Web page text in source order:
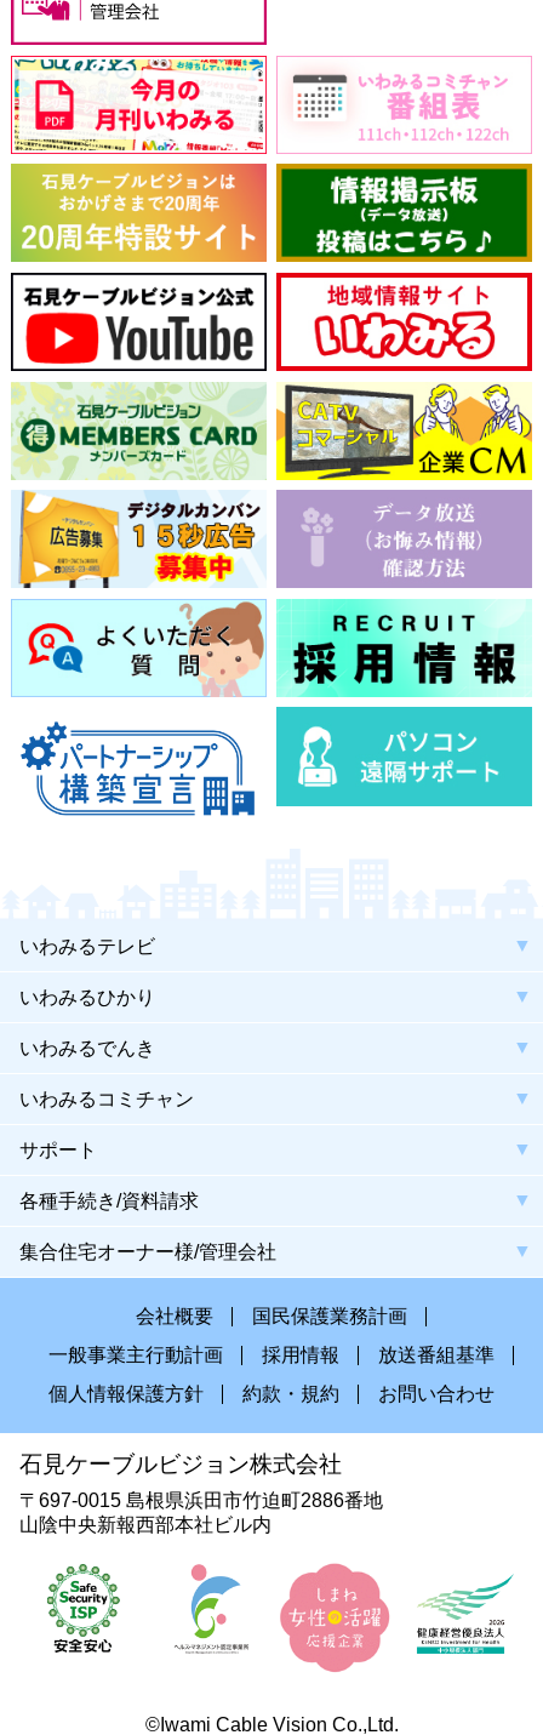
いわみるテレビ
いわみるひかり
いわみるでんき
いわみるコミチャン
サポート
各種手続き/資料請求
集合住宅オーナー様/管理会社
会社概要
国民保護業務計画
一般事業主行動計画
採用情報
放送番組基準
個人情報保護方針
約款・規約 お問い合わせ
石見ケーブルビジョン株式会社
〒697-0015 島根県浜田市竹迫町2886番地
山陰中央新報西部本社ビル内
©Iwami Cable Vision Co.,Ltd.